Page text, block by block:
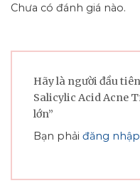
Chưa có đánh giá nào.
Hãy là người đầu
Salicylic Acid Acne
lớn”
Bạn phải đăng nhập